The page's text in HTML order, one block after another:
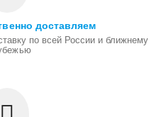
доставляем
по всей России и ближнему